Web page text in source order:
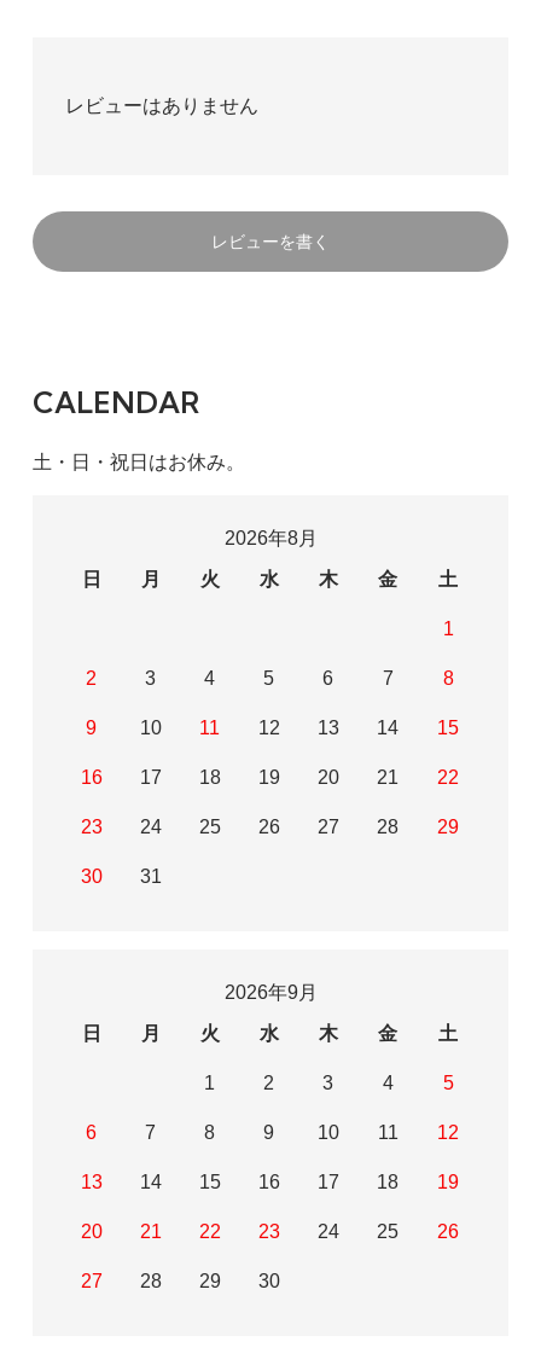
レビューはありません
レビューを書く
CALENDAR
土・日・祝日はお休み。
2026年8月
日
月 火 水 木 金 土
1
2 3 4 5 6 7 8
9 10 11 12 13 14 15
16 17 18 19 20 21 22
23 24 25 26 27 28 29
30 31
2026年9月
日
月 火 水 木 金 土
1 2 3 4 5
6 7 8 9 10 11 12
13 14 15 16 17 18 19
20 21 22 23 24 25 26
27 28 29 30